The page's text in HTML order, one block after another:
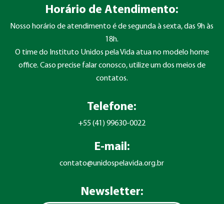
Horário de Atendimento:
Nosso horário de atendimento é de segunda à sexta, das 9h às
18h.
O time do Instituto Unidos pela Vida atua no modelo home
office. Caso precise falar conosco, utilize um dos meios de
contatos.
Telefone:
+55 (41) 99630-0022
E-mail:
contato@unidospelavida.org.br
Newsletter: